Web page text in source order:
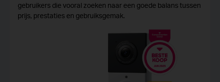
gebruikers die vooral zoeken naar een goede balans tussen
prijs, prestaties en gebruiksgemak.